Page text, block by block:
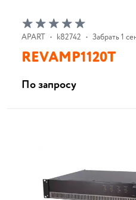
APART • k82742 • Забрать 1
REVAMP1120T
По запросу